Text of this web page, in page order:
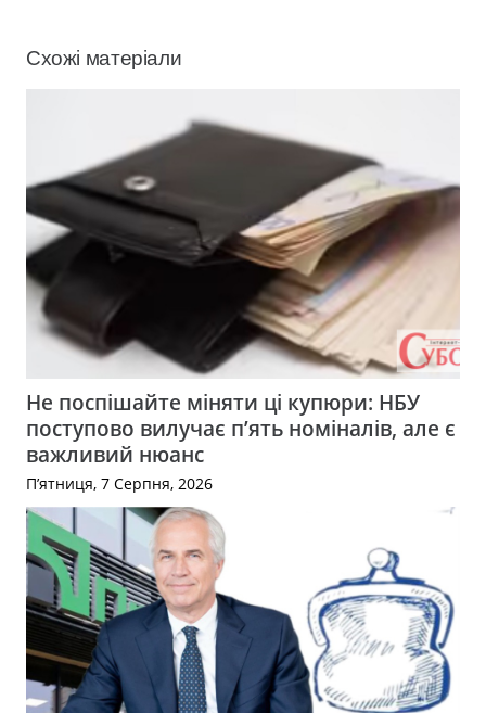
Схожі матеріали
Не поспішайте міняти ці купюри: НБУ
поступово вилучає п’ять номіналів, але є
важливий нюанс
П’ятниця, 7 Серпня, 2026